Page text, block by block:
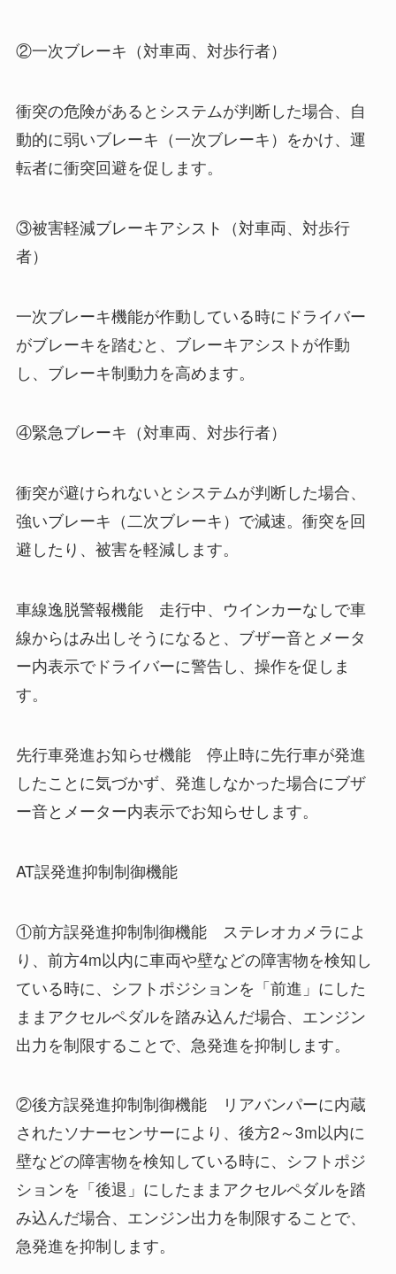
②一次ブレーキ（対車両、対歩行者）
衝突の危険があるとシステムが判断した場合、自
動的に弱いブレーキ（一次ブレーキ）をかけ、運
転者に衝突回避を促します。
③被害軽減ブレーキアシスト（対車両、対歩行
者）
一次ブレーキ機能が作動している時にドライバー
がブレーキを踏むと、ブレーキアシストが作動
し、ブレーキ制動力を高めます。
④緊急ブレーキ（対車両、対歩行者）
衝突が避けられないとシステムが判断した場合、
強いブレーキ（二次ブレーキ）で減速。衝突を回
避したり、被害を軽減します。
車線逸脱警報機能 走行中、ウインカーなしで車
線からはみ出しそうになると、ブザー音とメータ
ー内表示でドライバーに警告し、操作を促しま
す。
先行車発進お知らせ機能 停止時に先行車が発進
したことに気づかず、発進しなかった場合にブザ
ー音とメーター内表示でお知らせします。
AT誤発進抑制制御機能
①前方誤発進抑制制御機能 ステレオカメラによ
り、前方4m以内に車両や壁などの障害物を検知し
ている時に、シフトポジションを「前進」にした
ままアクセルペダルを踏み込んだ場合、エンジン
出力を制限することで、急発進を抑制します。
②後方誤発進抑制制御機能 リアバンパーに内蔵
されたソナーセンサーにより、後方2～3m以内に
壁などの障害物を検知している時に、シフトポジ
ションを「後退」にしたままアクセルペダルを踏
み込んだ場合、エンジン出力を制限することで、
急発進を抑制します。